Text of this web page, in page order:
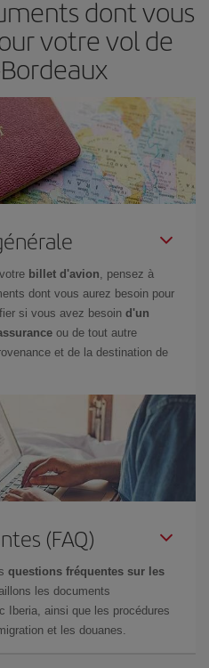
dont vous
votre vol de
billet d'avion, pensez à
dont vous aurez besoin pour
si vous avez besoin d'un
ou de tout autre
et de la destination de
(FAQ)
questions fréquentes sur les
les documents
Iberia, ainsi que les procédures
et les douanes.